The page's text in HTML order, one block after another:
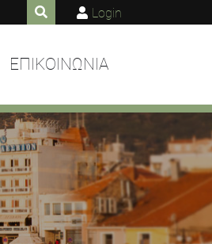
Login
ΕΠΙΚΟΙΝΩΝΙΑ